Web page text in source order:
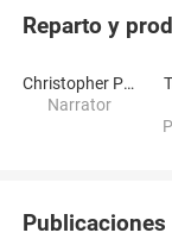
Reparto y
Christopher Plummer
Narrator
Publicaciones